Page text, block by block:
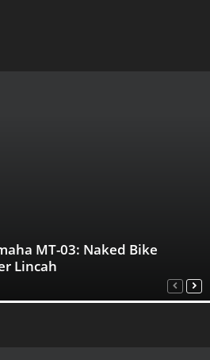
MT-03: Naked Bike
Lincah